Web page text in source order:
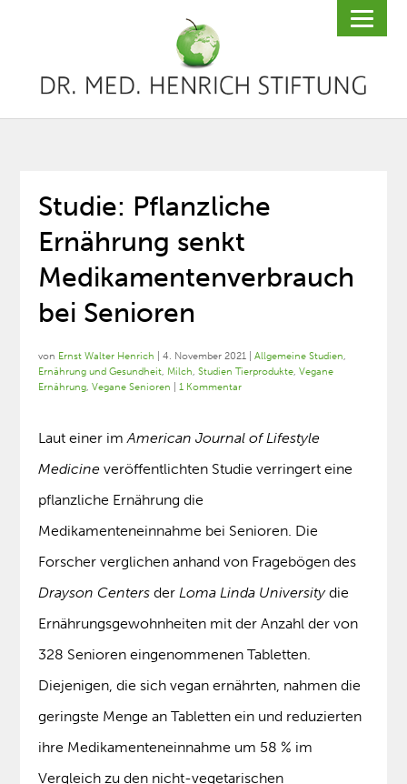
Studie: Pflanzliche
Ernährung senkt
Medikamentenverbrauch
bei Senioren
von Ernst Walter Henrich |4. November 2021 |Allgemeine Studien,
Ernährung und Gesundheit, Milch,Studien Tierprodukte,Vegane
Ernährung,Vegane Senioren |1 Kommentar
Laut einer imAmerican Journal of Lifestyle
Medicine veröffentlichten Studie verringert eine
pflanzliche Ernährung die
Medikamenteneinnahme bei Senioren. Die
Forscher verglichen anhand von Fragebögen des
Drayson Centers derLoma Linda Universitydie
Ernährungsgewohnheiten mit der Anzahl der von
328 Senioren eingenommenen Tabletten.
Diejenigen, die sich vegan ernährten, nahmen die
geringste Menge an Tabletten ein und reduzierten
ihre Medikamenteneinnahme um 58 % im
Vergleich zu den nicht-vegetarischen